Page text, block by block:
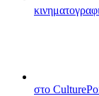
στο